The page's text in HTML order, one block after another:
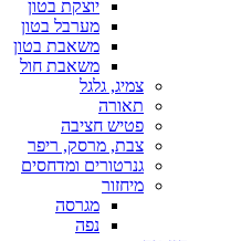
יוצקת בטון
מערבל בטון
משאבת בטון
משאבת חול
צמיג, גלגל
תאורה
פטיש חציבה
צבת, מרסק, ריפר
גנרטורים ומדחסים
מיחזור
מגרסה
נפה